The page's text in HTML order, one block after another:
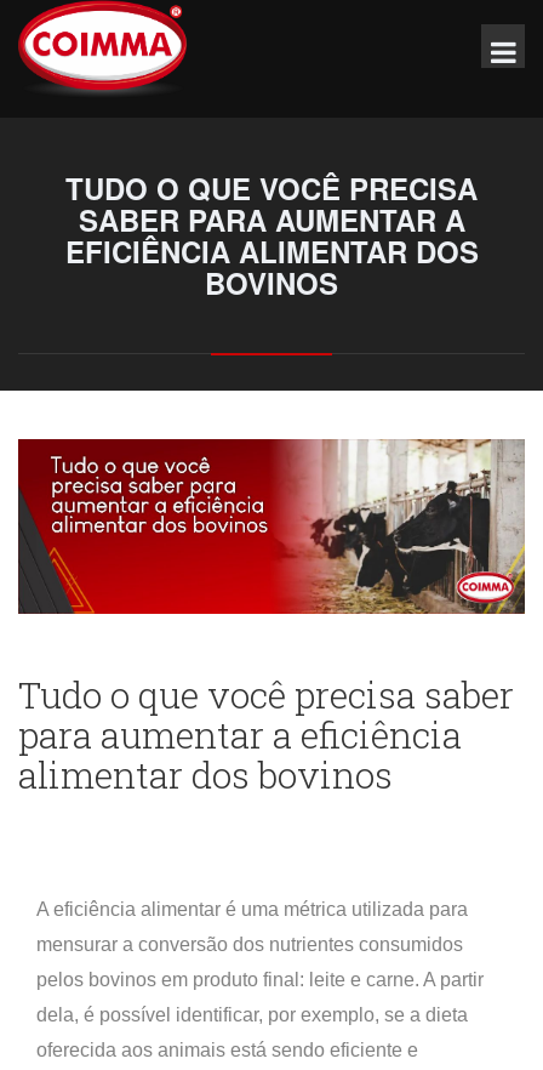
TUDO O QUE VOCÊ PRECISA
SABER PARA AUMENTAR A
EFICIÊNCIA ALIMENTAR DOS
BOVINOS
Tudo o que você precisa saber
para aumentar a eficiência
alimentar dos bovinos
A eficiência alimentar é uma métrica utilizada para
mensurar a conversão dos nutrientes consumidos
pelos bovinos em produto final: leite e carne. A partir
dela, é possível identificar, por exemplo, se a dieta
oferecida aos animais está sendo eficiente e